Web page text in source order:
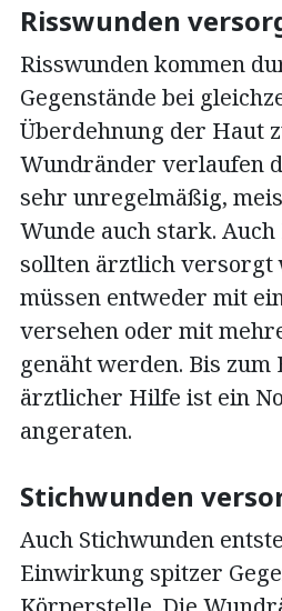
Risswunden
Risswunden kommen
Gegenstände bei
Überdehnung der Haut
Wundränder verlaufen
sehr unregelmäßig,
Wunde auch stark.
sollten ärztlich versorgt
müssen entweder mit
versehen oder mit
genäht werden. Bis
ärztlicher Hilfe ist ein
angeraten.
Stichwunden
Auch Stichwunden
Einwirkung spitzer